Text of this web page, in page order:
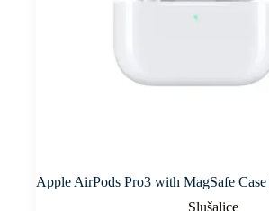
Apple AirPods Pro3 with MagSafe
Slušalice